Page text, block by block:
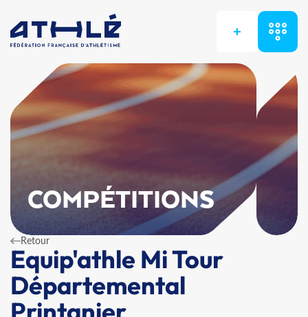
+
COMPÉTITIONS
Retour
Equip'athle Mi Tour
Départemental